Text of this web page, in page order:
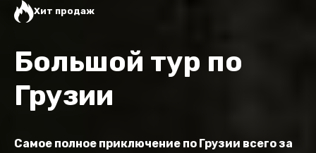
Хит продаж
Большой тур по
Грузии
Самое полное приключение по Грузии всего за